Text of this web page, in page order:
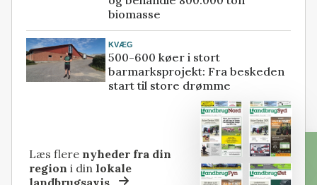
biomasse
KVÆG
500-600 køer i stort
barmarksprojekt: Fra beskeden
start til store drømme
Læs flere nyheder fra din
region i dinlokale